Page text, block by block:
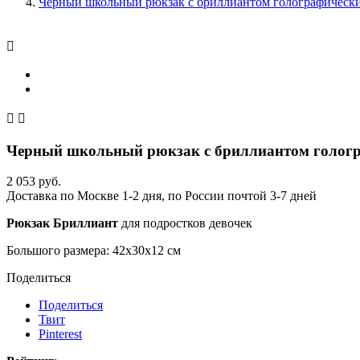

 
Черный школьный рюкзак с бриллиантом
2 053 руб.
Доставка по Москве 1-2 дня, по России почтой 3-7 дней
Рюкзак Бриллиант для подростков девочек
Большого размера: 42x30x12 см
Поделиться
Поделиться
Твит
Pinterest